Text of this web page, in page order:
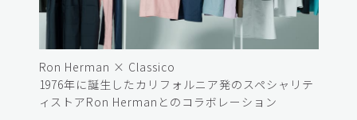
Ron Herman × Classico
1976年に誕生したカリフォルニア発のスペシャリテ
ィストアRon Hermanとのコラボレーション